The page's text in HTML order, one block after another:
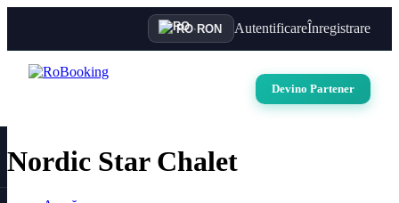
RO·RON AutentificareÎnregistrare
Devino Partener
Nordic Star Chalet